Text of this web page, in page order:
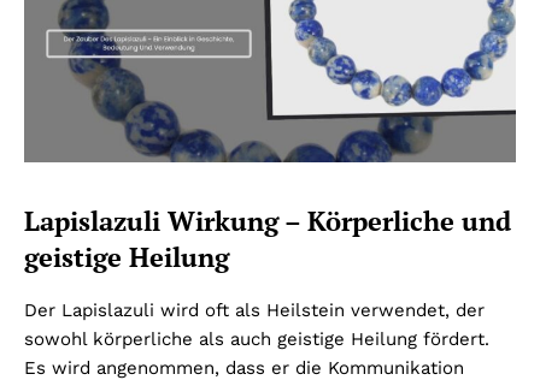
Lapislazuli Wirkung – Körperliche und
geistige Heilung
Der Lapislazuli wird oft als Heilstein verwendet, der
sowohl körperliche als auch geistige Heilung fördert.
Es wird angenommen, dass er die Kommunikation